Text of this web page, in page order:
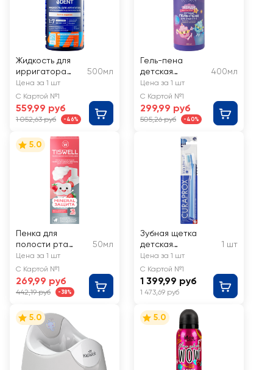
Жидкость для
ирригатора
WATERDENT
+ополаскивател
ь 2в1 Анти-
кариес
500мл
Цена за 1 шт
С Картой №1
559,99 руб
1 052,63 руб -46%
Гель-пена
детская
LEVRANA Кенди
Фантастик 3+
400мл
Цена за 1 шт
С Картой №1
299,99 руб
505,26 руб -40%
5.0
Пенка для
полости рта
детская TISWELL
Клубника со
сливками,
реминерализующ
ая, с 6 лет
50мл
Цена за 1 шт
С Картой №1
269,99 руб
442,19 руб -38%
Зубная щетка
детская
CURAPROX Kids
ultra soft, от 4-х
лет
1 шт
Цена за 1 шт
С Картой №1
1 399,99 руб
1 473,69 руб
5.0 5.0